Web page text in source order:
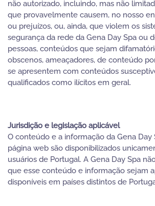
não autorizado, incluindo, mas não
que provavelmente causem, no nosso
ou prejuízos, ou, ainda, que violem os
segurança da rede da Gena Day Spa ou
pessoas, conteúdos que sejam
obscenos, ameaçadores, de conteúdo
se apresentem com conteúdos
qualificados como ilícitos em geral.
Jurisdição e legislação aplicável
O conteúdo e a informação da Gena Day
página web são disponibilizados
usuários de Portugal. A Gena Day Spa
que esse conteúdo e informação sejam
disponíveis em países distintos de